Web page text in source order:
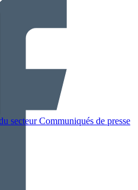
secteur Communiqués de presse